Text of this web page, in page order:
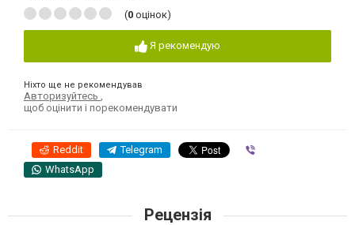
(0 оцінок)
Я рекомендую
Ніхто ще не рекомендував
Авторизуйтесь
щоб оцінити і порекомендувати
Reddit Telegram
WhatsApp
Рецензія